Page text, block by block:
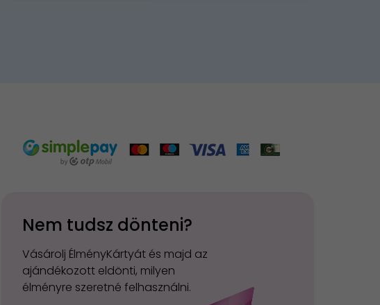
Nem tudsz dönteni?
Vásárolj ÉlményKártyát és majd az
ajándékozott eldönti, milyen
élményre szeretné felhasználni.